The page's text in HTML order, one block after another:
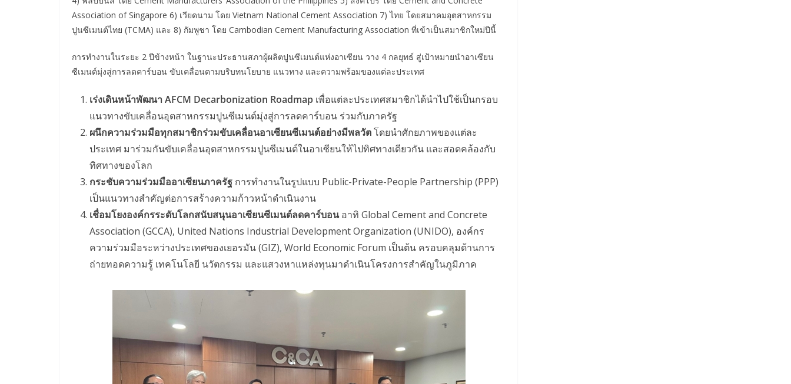
Association of Singapore 6) เวียดนาม โดย Vietnam National Cement Association 7) ไทย โดยสมาคมอุตสาหกรรม
ปูนซีเมนต์ไทย (TCMA) และ 8) กัมพูชา โดย Cambodian Cement Manufacturing Association ที่เข้าเป็นสมาชิกใหม่ปีนี้
การทำงานในระยะ 2 ปีข้างหน้า ในฐานะประธานสภาผู้ผลิตปูนซีเมนต์แห่งอาเซียน วาง 4 กลยุทธ์ สู่เป้าหมายนำอาเซียน
ซีเมนต์มุ่งสู่การลดคาร์บอน ขับเคลื่อนตามบริบทนโยบาย แนวทาง และความพร้อมของแต่ละประเทศ
เร่งเดินหน้าพัฒนา AFCM Decarbonization Roadmap เพื่อแต่ละประเทศสมาชิกได้นำไปใช้เป็นกรอบ
แนวทางขับเคลื่อนอุตสาหกรรมปูนซีเมนต์มุ่งสู่การลดคาร์บอน ร่วมกับภาครัฐ
ผนึกความร่วมมือทุกสมาชิกร่วมขับเคลื่อนอาเซียนซีเมนต์อย่างมีพลวัตโดยนำศักยภาพของแต่ละ
ประเทศ มาร่วมกันขับเคลื่อนอุตสาหกรรมปูนซีเมนต์ในอาเซียนให้ไปทิศทางเดียวกัน และสอดคล้องกับ
ทิศทางของโลก
กระชับความร่วมมืออาเซียนภาครัฐ การทำงานในรูปแบบ Public-Private-People Partnership (PPP)
เป็นแนวทางสำคัญต่อการสร้างความก้าวหน้าดำเนินงาน
เชื่อมโยงองค์กรระดับโลกสนับสนุนอาเซียนซีเมนต์ลดคาร์บอนอาทิ Global Cement and Concrete
Association (GCCA), United Nations Industrial Development Organization (UNIDO), องค์กร
ความร่วมมือระหว่างประเทศของเยอรมัน (GIZ), World Economic Forum เป็นต้น ครอบคลุมด้านการ
ถ่ายทอดความรู้ เทคโนโลยี นวัตกรรม และแสวงหาแหล่งทุนมาดำเนินโครงการสำคัญในภูมิภาค